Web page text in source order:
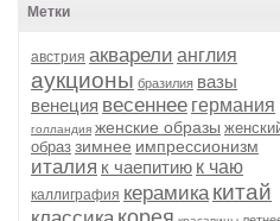
Метки
австрия акварели англия
аукционы бразилия вазы
венеция весеннее германия
голландия женские образы
образ зимнее импрессионизм
италия к чаепитию к чаю
каллиграфия керамика китай